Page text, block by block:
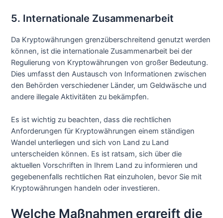
5. Internationale Zusammenarbeit
Da Kryptowährungen grenzüberschreitend genutzt werden
können, ist die internationale Zusammenarbeit bei der
Regulierung von Kryptowährungen von großer Bedeutung.
Dies umfasst den Austausch von Informationen zwischen
den Behörden verschiedener Länder, um Geldwäsche und
andere illegale Aktivitäten zu bekämpfen.
Es ist wichtig zu beachten, dass die rechtlichen
Anforderungen für Kryptowährungen einem ständigen
Wandel unterliegen und sich von Land zu Land
unterscheiden können. Es ist ratsam, sich über die
aktuellen Vorschriften in Ihrem Land zu informieren und
gegebenenfalls rechtlichen Rat einzuholen, bevor Sie mit
Kryptowährungen handeln oder investieren.
Welche Maßnahmen ergreift die